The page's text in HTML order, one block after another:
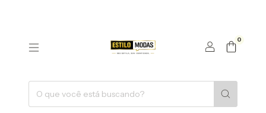
0